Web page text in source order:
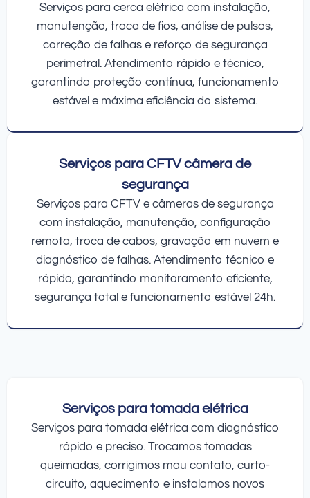
Serviços para cerca elétrica com instalação,
manutenção, troca de fios, análise de pulsos,
correção de falhas e reforço de segurança
perimetral. Atendimento rápido e técnico,
garantindo proteção contínua, funcionamento
estável e máxima eficiência do sistema.
Serviços para CFTV câmera de
segurança
Serviços para CFTV e câmeras de segurança
com instalação, manutenção, configuração
remota, troca de cabos, gravação em nuvem e
diagnóstico de falhas. Atendimento técnico e
rápido, garantindo monitoramento eficiente,
segurança total e funcionamento estável 24h.
Serviços para tomada elétrica
Serviços para tomada elétrica com diagnóstico
rápido e preciso. Trocamos tomadas
queimadas, corrigimos mau contato, curto-
circuito, aquecimento e instalamos novos